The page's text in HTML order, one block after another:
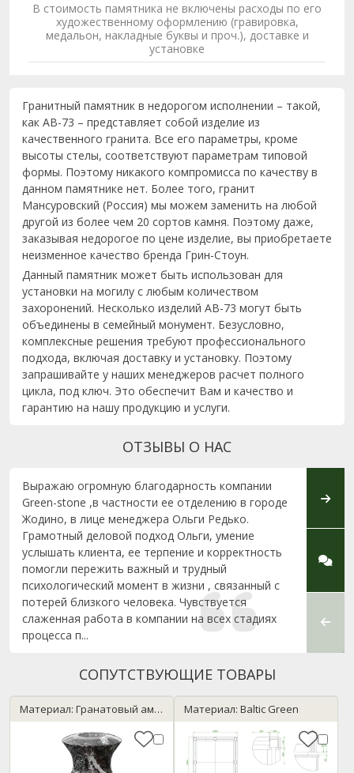
В стоимость памятника не включены расходы по его
художественному оформлению (гравировка,
медальон, накладные буквы и проч.), доставке и
установке
Гранитный памятник в недорогом исполнении – такой,
как AB-73 – представляет собой изделие из
качественного гранита. Все его параметры, кроме
высоты стелы, соответствуют параметрам типовой
формы. Поэтому никакого компромисса по качеству в
данном памятнике нет. Более того, гранит
Мансуровский (Россия) мы можем заменить на любой
другой из более чем 20 сортов камня. Поэтому даже,
заказывая недорогое по цене изделие, вы приобретаете
неизменное качество бренда Грин-Стоун.
Данный памятник может быть использован для
установки на могилу с любым количеством
захоронений. Несколько изделий AB-73 могут быть
объединены в семейный монумент. Безусловно,
комплексные решения требуют профессионального
подхода, включая доставку и установку. Поэтому
запрашивайте у наших менеджеров расчет полного
цикла, под ключ. Это обеспечит Вам и качество и
гарантию на нашу продукцию и услуги.
ОТЗЫВЫ О НАС
Выражаю огромную благодарность компании
Green-stone ,в частности ее отделению в городе
Жодино, в лице менеджера Ольги Редько.
Грамотный деловой подход Ольги, умение
услышать клиента, ее терпение и корректность
помогли пережить важный и трудный
психологический момент в жизни , связанный с
потерей близкого человека. Чувствуется
слаженная работа в компании на всех стадиях
процесса п...
СОПУТСТВУЮЩИЕ ТОВАРЫ
Материал: Гранатовый амфиболит Материал: Baltic Green